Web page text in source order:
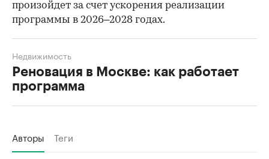
произойдет за счет ускорения реализации
программы в 2026–2028 годах.
Реновация в Москве: как работает
программа
Недвижимость
Авторы Теги